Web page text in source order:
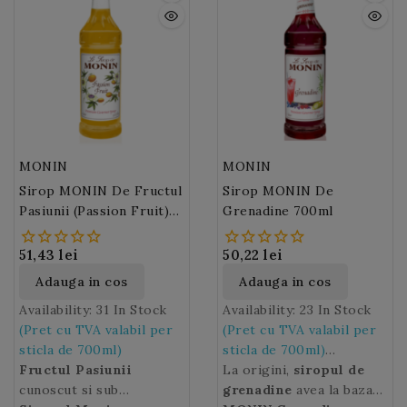
MONIN
Sirop MONIN De Fructul
Pasiunii (Passion Fruit)
700ml
51,43 lei
Adauga in cos
Availability: 31 In Stock
(Pret cu TVA valabil per
sticla de 700ml)
Fructul Pasiunii
cunoscut si sub
MONIN
Sirop MONIN De
Grenadine 700ml
50,22 lei
Adauga in cos
Availability: 23 In Stock
(Pret cu TVA valabil per
sticla de 700ml)
De la un Shirley Temple
La origini, siropul de
grenadine avea la baza